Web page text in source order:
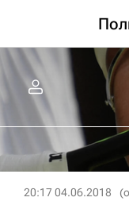
20:17 04.06.2018